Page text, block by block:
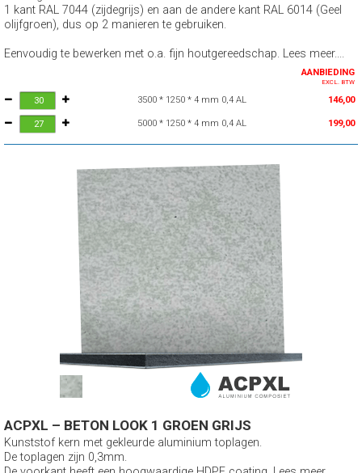
1 kant RAL 7044 (zijdegrijs) en aan de andere kant RAL 6014 (Geel
olijfgroen), dus op 2 manieren te gebruiken.
Eenvoudig te bewerken met o.a. fijn houtgereedschap. Lees meer....
AANBIEDING
EXCL. BTW
3500 * 1250 * 4 mm 0,4 AL 146,00
5000 * 1250 * 4 mm 0,4 AL 199,00
ACPXL – BETON LOOK 1 GROEN GRIJS
Kunststof kern met gekleurde aluminium toplagen.
De toplagen zijn 0,3mm.